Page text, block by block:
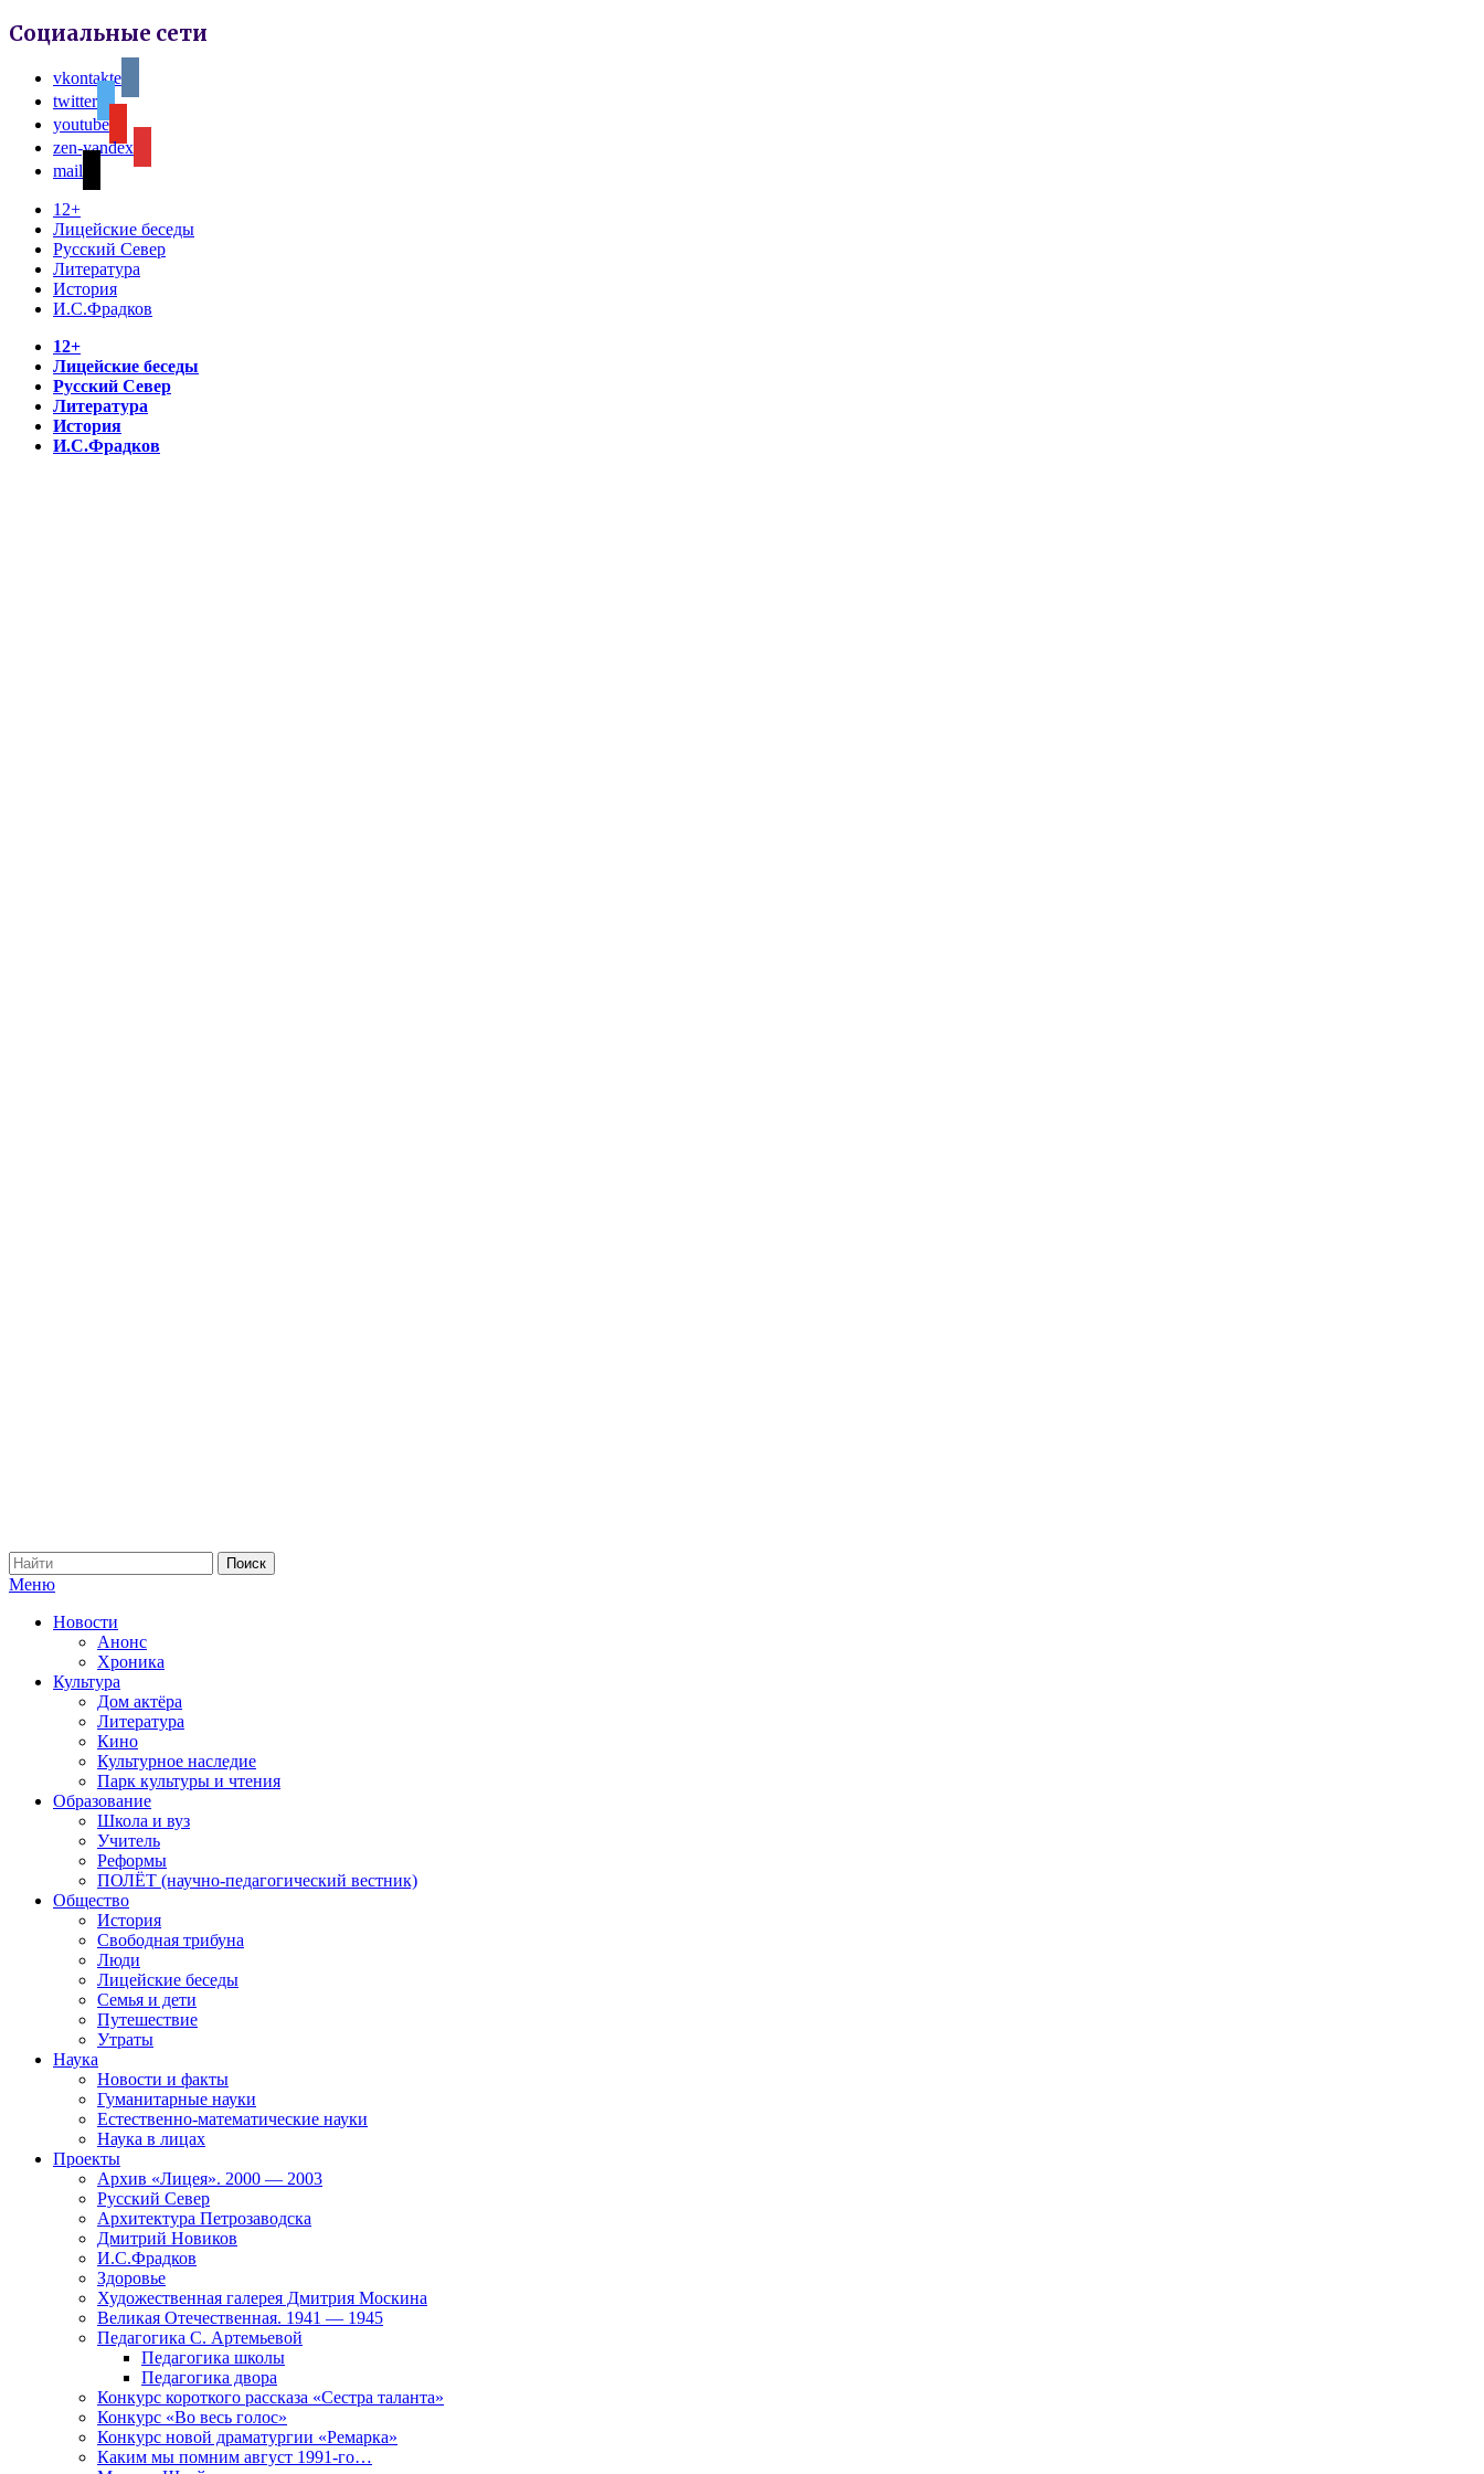
Социальные сети
vkontakte
twitter
youtube
zen-yandex
mail
12+
Лицейские беседы
Русский Север
Литература
История
И.С.Фрадков
12+
Лицейские беседы
Русский Север
Литература
История
И.С.Фрадков
Меню
Новости
Анонс
Хроника
Культура
Дом актёра
Литература
Кино
Культурное наследие
Парк культуры и чтения
Образование
Школа и вуз
Учитель
Реформы
ПОЛЁТ (научно-педагогический вестник)
Общество
История
Свободная трибуна
Люди
Лицейские беседы
Семья и дети
Путешествие
Утраты
Наука
Новости и факты
Гуманитарные науки
Естественно-математические науки
Наука в лицах
Проекты
Архив «Лицея». 2000 — 2003
Русский Север
Архитектура Петрозаводска
Дмитрий Новиков
И.С.Фрадков
Здоровье
Художественная галерея Дмитрия Москина
Великая Отечественная. 1941 — 1945
Педагогика С. Артемьевой
Педагогика школы
Педагогика двора
Конкурс короткого рассказа «Сестра таланта»
Конкурс «Во весь голос»
Конкурс новой драматургии «Ремарка»
Каким мы помним август 1991-го…